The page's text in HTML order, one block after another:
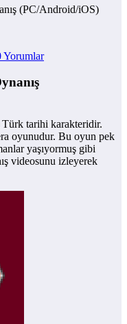
(PC/Android/iOS)
Yorumlar
tarihi karakteridir.
oyunudur. Bu oyun pek
yaşıyormuş gibi
videosunu izleyerek